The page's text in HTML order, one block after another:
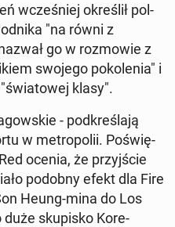
wcześniej określił pol­
"na równi z
go w roz­mowie z
swojego pokole­nia" i
klasy".
- pod­kreśla­ją
w metropolii. Poświę­
ocenia, że przyjś­cie
podobny efekt dla Fire
Heung-mina do Los
duże skupisko Ko­re­